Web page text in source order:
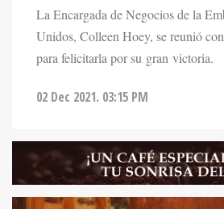
La Encargada de Negocios de la
Unidos, Colleen Hoey, se reunió
para felicitarla por su gran victoria.
02 Dec 2021. 03:15 PM